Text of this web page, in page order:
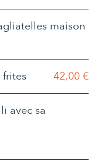
maison
42,00 €
avec sa